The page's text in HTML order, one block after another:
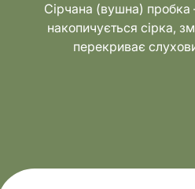
Сірчана (вушна) пробка
накопичується сірка,
перекриває